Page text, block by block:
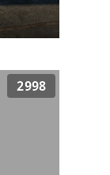
2998